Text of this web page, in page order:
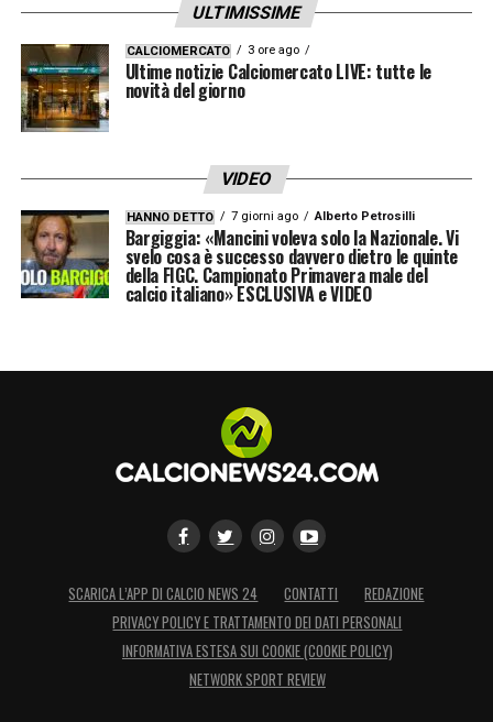
ULTIMISSIME
CALCIOMERCATO 3 ore ago
Ultime notizie Calciomercato LIVE: tutte le
novità del giorno
VIDEO
HANNO DETTO 7 giorni ago Alberto Petrosilli
Bargiggia: «Mancini voleva solo la Nazionale. Vi
svelo cosa è successo davvero dietro le quinte
della FIGC. Campionato Primavera male del
calcio italiano» ESCLUSIVA e VIDEO
SCARICA L’APP DI CALCIO NEWS 24 CONTATTI
REDAZIONE
PRIVACY POLICY E TRATTAMENTO DEI DATI PERSONALI
INFORMATIVA ESTESA SUI COOKIE (COOKIE POLICY)
NETWORK SPORT REVIEW